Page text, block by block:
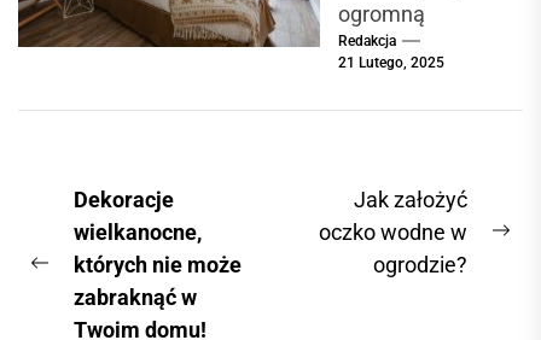
wyposażenia w
każdym domu i...
ogromną
popularnością na
Jego
prostota,
funkcjonalność i
naturalne
Redakcja
21 Lutego, 2025
w
Dekoracje
wielkanocne,
których nie może
zabraknąć w
Twoim domu!
Jak założyć
oczko wodne w
ogrodzie?